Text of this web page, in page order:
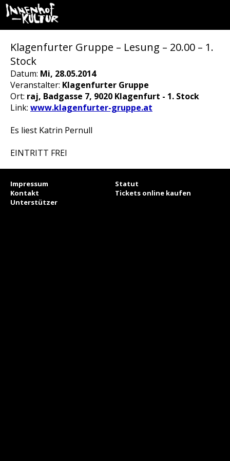
Klagenfurter Gruppe – Lesung – 20.00 – 1.
Stock
Datum: Mi, 28.05.2014
Veranstalter: Klagenfurter Gruppe
Ort: raj, Badgasse 7, 9020 Klagenfurt - 1. Stock
Link: www.klagenfurter-gruppe.at
Es liest Katrin Pernull
EINTRITT FREI
Impressum
Statut
Kontakt
Tickets online kaufen
Unterstützer